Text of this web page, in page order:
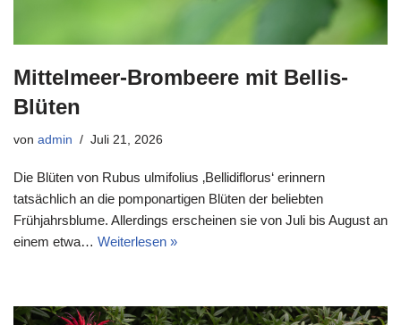
Mittelmeer-Brombeere mit Bellis-
Blüten
von admin Juli 21, 2026
Die Blüten von Rubus ulmifolius ‚Bellidiflorus‘ erinnern
tatsächlich an die pomponartigen Blüten der beliebten
Frühjahrsblume. Allerdings erscheinen sie von Juli bis August an
einem etwa… Weiterlesen »